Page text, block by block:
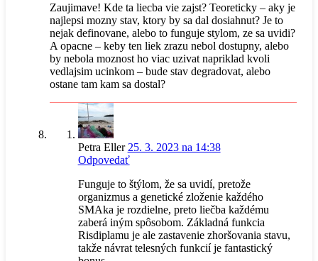
Zaujimave! Kde ta liecba vie zajst? Teoreticky – aky je
najlepsi mozny stav, ktory by sa dal dosiahnut? Je to
nejak definovane, alebo to funguje stylom, ze sa uvidi?
A opacne – keby ten liek zrazu nebol dostupny, alebo
by nebola moznost ho viac uzivat napriklad kvoli
vedlajsim ucinkom – bude stav degradovat, alebo
ostane tam kam sa dostal?
Petra Eller 25. 3. 2023 na 14:38
Odpovedať
Funguje to štýlom, že sa uvidí, pretože
organizmus a genetické zloženie každého
SMAka je rozdielne, preto liečba každému
zaberá iným spôsobom. Základná funkcia
Risdiplamu je ale zastavenie zhoršovania stavu,
takže návrat telesných funkcií je fantastický